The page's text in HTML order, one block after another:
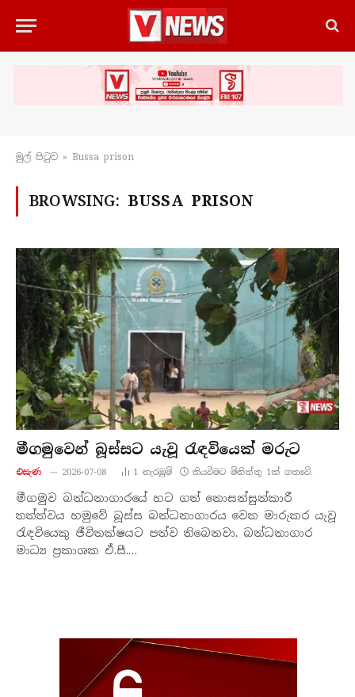
මුල් පිටු​ව » Bussa prison
BROWSING: BUSSA PRISON
මීගමුවෙන් බූස්සට යැවූ රැඳවියෙක් මරුට
එසැණ 2026-07-08 1 නැරඹු​ම් කියවීමට මිනිත්තු 1ක් ගතවේ.
මීගමුව බන්ධනාගාරයේ හට ගත් නොසන්සුන්කාරී
තත්ත්වය හමුවේ බූස්ස බන්ධනාගාරය වෙත මාරුකර යැවූ
රැඳවියෙකු ජීවිතක්ෂයට පත්ව තිබෙනවා. බන්ධනාගාර
මාධ්‍ය ප්‍රකාශක ඒ.සී.…